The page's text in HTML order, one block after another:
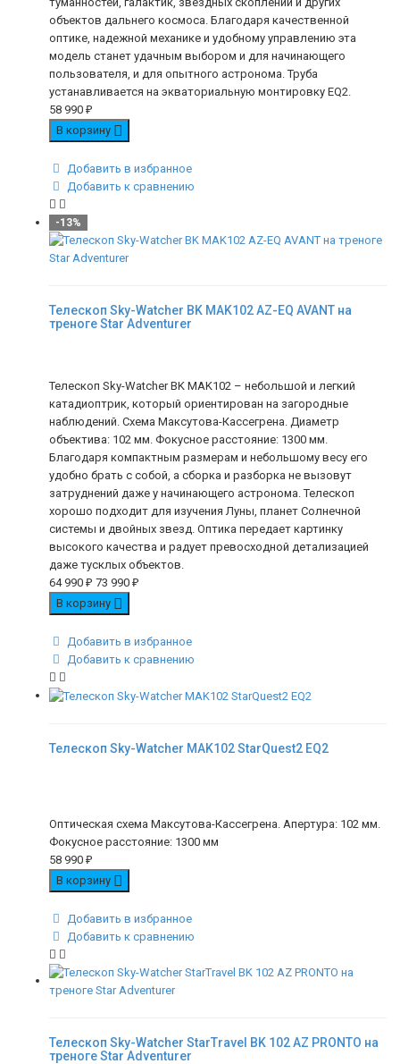
объектов дальнего космоса. Благодаря качественной
оптике, надежной механике и удобному управлению эта
модель станет удачным выбором и для начинающего
пользователя, и для опытного астронома. Труба
устанавливается на экваториальную монтировку EQ2.
58 990 ₽
В корзину
Добавить в избранное
Добавить к сравнению
-13%
Телескоп Sky-Watcher BK MAK102 AZ-EQ AVANT на
треноге Star Adventurer
Телескоп Sky-Watcher BK MAK102 – небольшой и легкий
катадиоптрик, который ориентирован на загородные
наблюдений. Схема Максутова-Кассегрена. Диаметр
объектива: 102 мм. Фокусное расстояние: 1300 мм.
Благодаря компактным размерам и небольшому весу его
удобно брать с собой, а сборка и разборка не вызовут
затруднений даже у начинающего астронома. Телескоп
хорошо подходит для изучения Луны, планет Солнечной
системы и двойных звезд. Оптика передает картинку
высокого качества и радует превосходной детализацией
даже тусклых объектов.
64 990 ₽ 73 990 ₽
В корзину
Добавить в избранное
Добавить к сравнению
Телескоп Sky-Watcher MAK102 StarQuest2 EQ2
Оптическая схема Максутова-Кассегрена. Апертура: 102 мм.
Фокусное расстояние: 1300 мм
58 990 ₽
В корзину
Добавить в избранное
Добавить к сравнению
Телескоп Sky-Watcher StarTravel BK 102 AZ PRONTO на
треноге Star Adventurer